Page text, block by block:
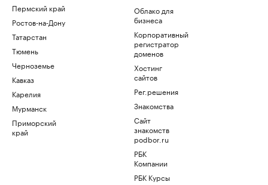
Пермский край
Ростов-на-Дону
Татарстан
Тюмень
Черноземье
Кавказ
Карелия
Мурманск
Приморский
край
Облако для
бизнеса
Корпоративный
регистратор
доменов
Хостинг
сайтов
Рег.решения
Знакомства
Сайт
знакомств
podbor.ru
РБК
Компании
РБК Курсы